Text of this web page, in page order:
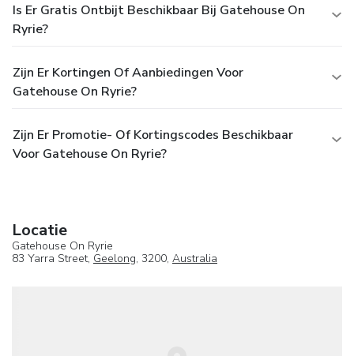
Is Er Gratis Ontbijt Beschikbaar Bij Gatehouse On
Ryrie?
Zijn Er Kortingen Of Aanbiedingen Voor
Gatehouse On Ryrie?
Zijn Er Promotie- Of Kortingscodes Beschikbaar
Voor Gatehouse On Ryrie?
Locatie
Gatehouse On Ryrie
83 Yarra Street, Geelong, 3200, Australia